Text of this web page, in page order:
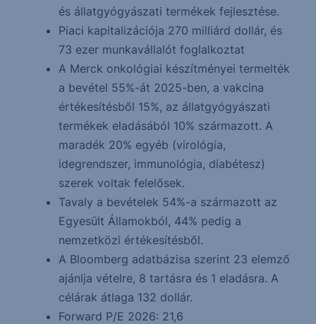
és állatgyógyászati termékek fejlesztése.
Piaci kapitalizációja 270 milliárd dollár, és
73 ezer munkavállalót foglalkoztat
A Merck onkológiai készítményei termelték
a bevétel 55%-át 2025-ben, a vakcina
értékesítésből 15%, az állatgyógyászati
termékek eladásából 10% származott. A
maradék 20% egyéb (virológia,
idegrendszer, immunológia, diabétesz)
szerek voltak felelősek.
Tavaly a bevételek 54%-a származott az
Egyesült Államokból, 44% pedig a
nemzetközi értékesítésből.
A Bloomberg adatbázisa szerint 23 elemző
ajánlja vételre, 8 tartásra és 1 eladásra. A
célárak átlaga 132 dollár.
Forward P/E 2026: 21,6